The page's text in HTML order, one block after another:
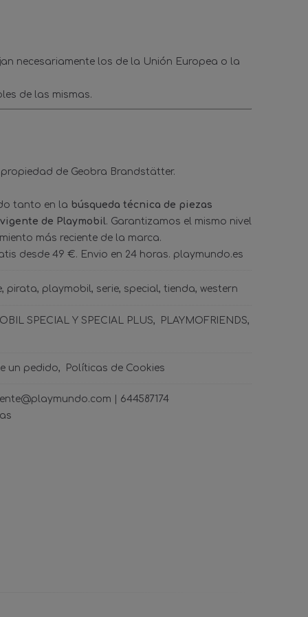
necesariamente los de la Unión Europea o la
de las mismas.
de Geobra Brandstätter.
tanto en la búsqueda técnica de piezas
de Playmobil. Garantizamos el mismo nivel
más reciente de la marca.
desde 49 €. Envio en 24 horas. playmundo.es
pirata playmobil serie special tienda western
SPECIAL Y SPECIAL PLUS
PLAYMOFRIENDS
un pedido Políticas de Cookies
| 644587174